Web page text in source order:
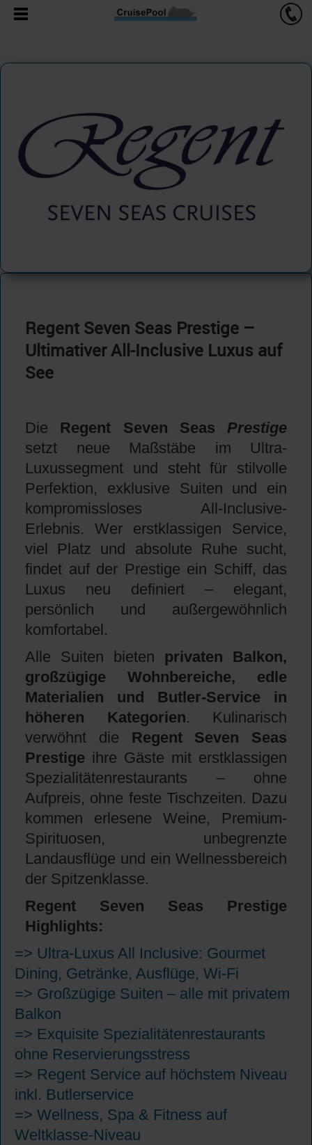
Regent Seven Seas Prestige –
Ultimativer All-Inclusive Luxus auf
See
Die Regent Seven Seas Prestige
setzt neue Maßstäbe im Ultra-
Luxussegment und steht für stilvolle
Perfektion, exklusive Suiten und ein
kompromissloses All-Inclusive-
Erlebnis. Wer erstklassigen Service,
viel Platz und absolute Ruhe sucht,
findet auf der Prestige ein Schiff, das
Luxus neu definiert – elegant,
persönlich und außergewöhnlich
komfortabel.
Alle Suiten bieten privaten Balkon,
großzügige Wohnbereiche, edle
Materialien und Butler-Service in
höheren Kategorien. Kulinarisch
verwöhnt die Regent Seven Seas
Prestige ihre Gäste mit erstklassigen
Spezialitätenrestaurants – ohne
Aufpreis, ohne feste Tischzeiten. Dazu
kommen erlesene Weine, Premium-
Spirituosen, unbegrenzte
Landausflüge und ein Wellnessbereich
der Spitzenklasse.
Regent Seven Seas Prestige
Highlights:
=> Ultra-Luxus All Inclusive: Gourmet
Dining, Getränke, Ausflüge, Wi-Fi
=> Großzügige Suiten – alle mit privatem
Balkon
=> Exquisite Spezialitätenrestaurants
ohne Reservierungsstress
=> Regent Service auf höchstem Niveau
inkl. Butlerservice
=> Wellness, Spa & Fitness auf
Weltklasse-Niveau